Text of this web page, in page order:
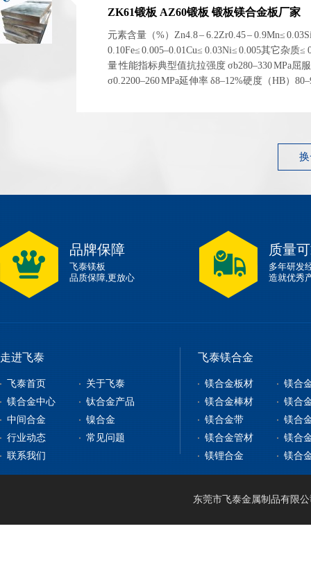
ZK61锻板 AZ60锻板 锻板镁合金板厂家
元素含量（%）Zn4.8 – 6.2Zr0.45 – 0.9Mn≤
0.10Fe≤ 0.005–0.01Cu≤ 0.03Ni≤ 0.005其它杂质≤
量 性能指标典型值抗拉强度 σb280–330 MPa屈
σ0.2200–260 MPa延伸率 δ8–12%硬度（HB）
品牌保障
飞泰镁板
品质保障,更放心
质量
多年研发
造就优秀
走进飞泰
飞泰首页
关于飞泰
镁合金中心
镁合金板材
镁合金型材
镁合金棒材
钛合金产品
钛合金板
钛合金棒
中间合金
钇铁合金
稀土镁中间合金
镍合金
纯镍
行业动态
常见问题
联系我们
飞泰镁合金
镁合金板材
镁合
镁合金棒材
镁合
镁合金带
镁合
镁合金管材
镁合
镁锂合金
镁合
东莞市飞泰金属制品有限